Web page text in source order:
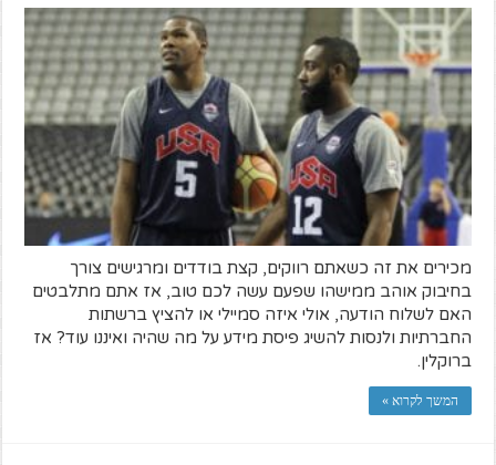
מכירים את זה כשאתם רווקים, קצת בודדים ומרגישים צורך
בחיבוק אוהב ממישהו שפעם עשה לכם טוב, אז אתם מתלבטים
האם לשלוח הודעה, אולי איזה סמיילי או להציץ ברשתות
החברתיות ולנסות להשיג פיסת מידע על מה שהיה ואיננו עוד? אז
ברוקלין.
המשך לקרוא »